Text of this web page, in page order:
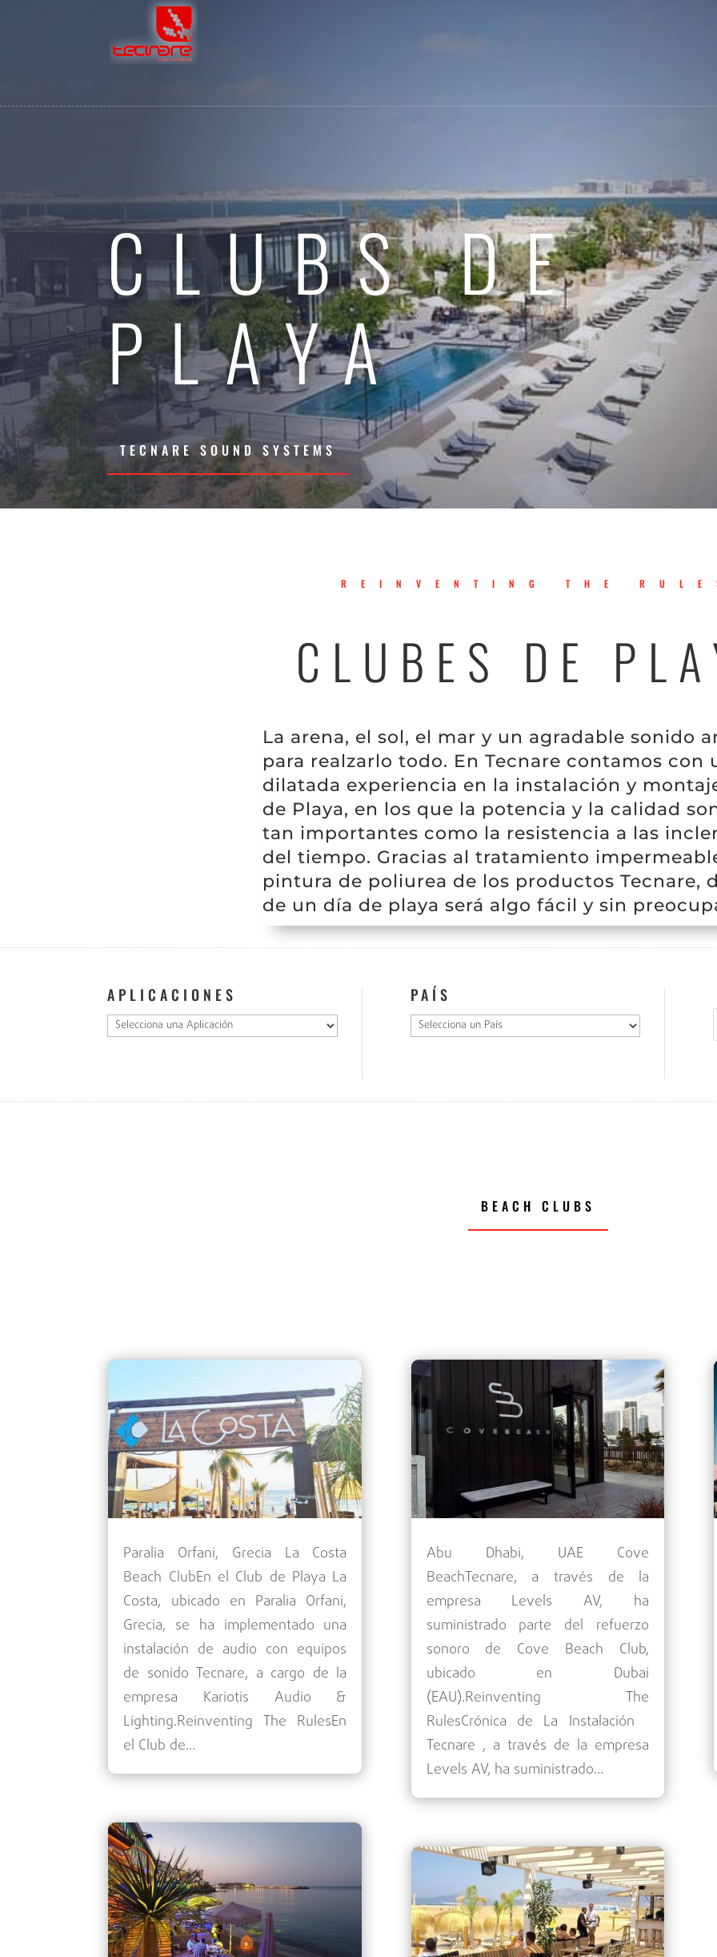
CLUBS DE
PLAYA
TECNARE SOUND SYSTEMS
REINVENTING THE
CLUBES DE
La arena, el sol, el mar y un agradable sonido
para realzarlo todo. En Tecnare contamos con
dilatada experiencia en la instalación y
de Playa, en los que la potencia y la calidad
tan importantes como la resistencia a las
del tiempo. Gracias al tratamiento
pintura de poliurea de los productos Tecnare,
de un día de playa será algo fácil y sin
APLICACIONES PAÍS
BEACH CLUBS
Paralia Orfani, Grecia La Costa
Beach ClubEn el Club de Playa La
Costa, ubicado en Paralia Orfani,
Grecia, se ha implementado una
instalación de audio con equipos
de sonido Tecnare, a cargo de la
empresa Kariotis Audio &
Lighting.Reinventing The RulesEn
el Club de...
Abu Dhabi, UAE Cove
BeachTecnare, a través de la
empresa Levels AV, ha
suministrado parte del refuerzo
sonoro de Cove Beach Club,
ubicado en Dubai
(EAU).Reinventing The
RulesCrónica de La Instalación
Tecnare , a través de la empresa
Levels AV, ha suministrado...